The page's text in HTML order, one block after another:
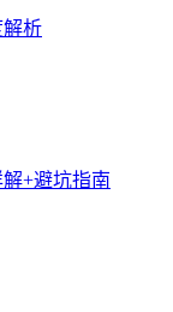
析
+避坑指南